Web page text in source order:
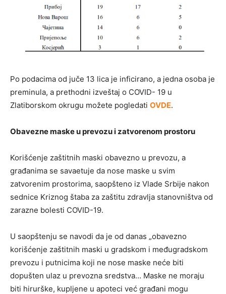
Po podacima od juče 13 lica je inficirano, a jedna osoba je
preminula, a prethodni izveštaj o COVID- 19 u
Zlatiborskom okrugu možete pogledati OVDE.
Obavezne maske u prevozu i zatvorenom prostoru
Korišćenje zaštitnih maski obavezno u prevozu, a
građanima se savaetuje da nose maske u svim
zatvorenim prostorima, saopšteno iz Vlade Srbije nakon
sednice Kriznog štaba za zaštitu zdravlja stanovništva od
zarazne bolesti COVID-19.
U saopštenju se navodi da je od danas „obavezno
korišćenje zaštitnih maski u gradskom i međugradskom
prevozu i putnicima koji ne nose maske neće biti
dopušten ulaz u prevozna sredstva… Maske ne moraju
biti hirurške, kupljene u apoteci već građani mogu